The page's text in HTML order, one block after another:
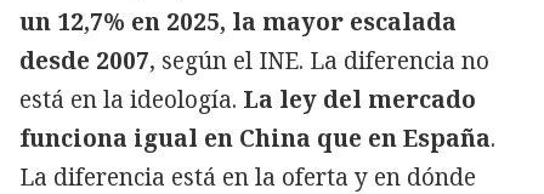
un 12,7% en 2025, la mayor escalada
desde 2007, según el INE. La diferencia no
está en la ideología. La ley del mercado
funciona igual en China que en España.
La diferencia está en la oferta y en dónde